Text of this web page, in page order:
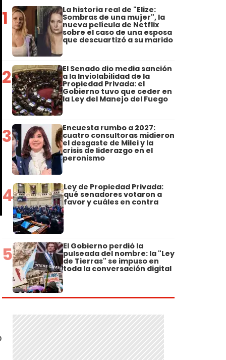
1 La historia real de "Elize:
Sombras de una mujer", la
nueva película de Netflix
sobre el caso de una esposa
que descuartizó a su marido
2 El Senado dio media sanción
a la Inviolabilidad de la
Propiedad Privada: el
Gobierno tuvo que ceder en
la Ley del Manejo del Fuego
3 Encuesta rumbo a 2027:
cuatro consultoras midieron
el desgaste de Milei y la
crisis de liderazgo en el
peronismo
4 Ley de Propiedad Privada:
qué senadores votaron a
favor y cuáles en contra
5 El Gobierno perdió la
pulseada del nombre: la "Ley
de Tierras" se impuso en
toda la conversación digital